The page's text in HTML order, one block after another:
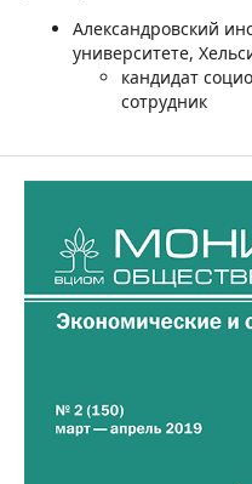
Александровский
университете,
кандидат
сотрудник